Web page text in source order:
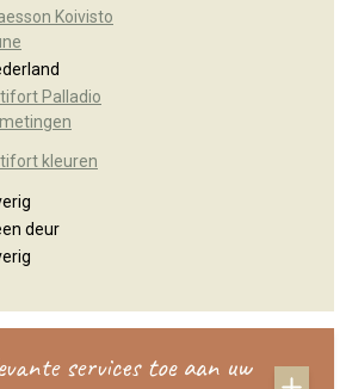
Koivisto
Palladio
kleuren
deur
services toe aan uw